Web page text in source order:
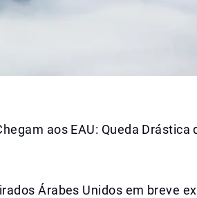
aos EAU: Queda Drástica
Árabes Unidos em breve